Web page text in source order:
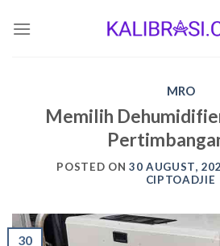
MRO
Memilih
POSTED ON30 AUGUST,
CIPTOADJIE
30